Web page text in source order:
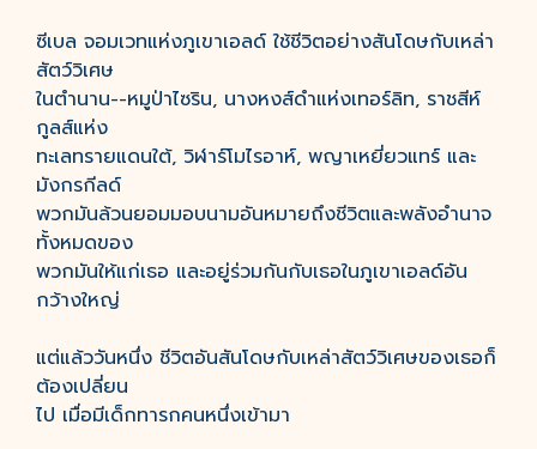
ซีเบล จอมเวทแห่งภูเขาเอลด์ ใช้ชีวิตอย่างสันโดษกับเหล่า
สัตว์วิเศษ
ในตำนาน--หมูป่าไซริน, นางหงส์ดำแห่งเทอร์ลิท, ราชสีห์
กูลส์แห่ง
ทะเลทรายแดนใต้, วิฬาร์โมไรอาห์, พญาเหยี่ยวแทร์ และ
มังกรกีลด์
พวกมันล้วนยอมมอบนามอันหมายถึงชีวิตและพลังอำนาจ
ทั้งหมดของ
พวกมันให้แก่เธอ และอยู่ร่วมกันกับเธอในภูเขาเอลด์อัน
กว้างใหญ่
แต่แล้ววันหนึ่ง ชีวิตอันสันโดษกับเหล่าสัตว์วิเศษของเธอก็
ต้องเปลี่ยน
ไป เมื่อมีเด็กทารกคนหนึ่งเข้ามา